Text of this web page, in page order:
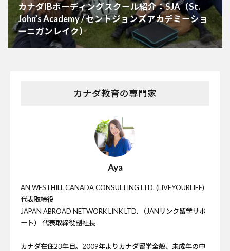
カナダIBボーディングスクール紹介：SJA（St.
John’s Academy / セントジョンズアカデミーショ
ーニガンレイク）
カナダ教育の専門家
Aya
AN WESTHILL CANADA CONSULTING LTD. (LIVEYOURLIFE)
代表取締役
JAPAN ABROAD NETWORK LINK LTD. （JANリンク留学サポ
ート） 代表取締役副社長
カナダ在住23年目。2009年よりカナダ留学全般、未成年の中